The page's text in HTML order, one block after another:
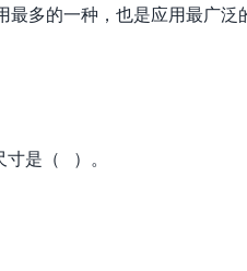
最多的一种，也是应用最广
是（ ）。